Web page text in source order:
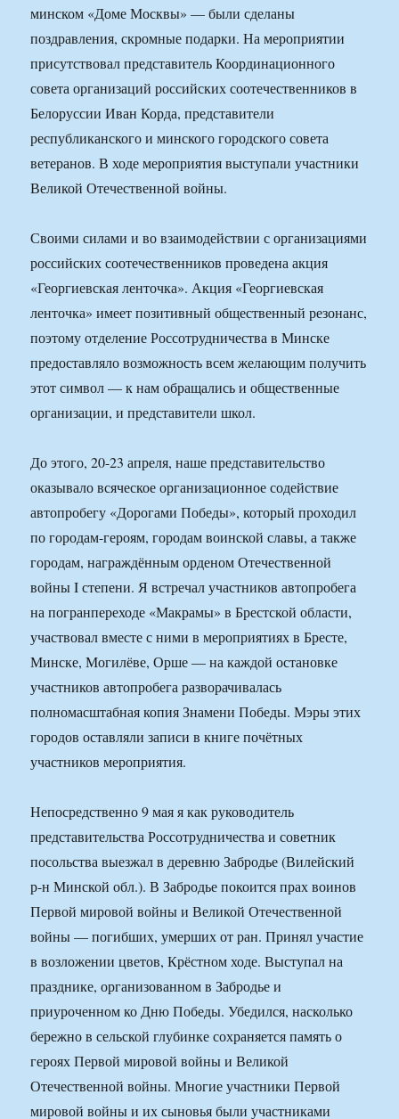
минском «Доме Москвы» — были сделаны
поздравления, скромные подарки. На мероприятии
присутствовал представитель Координационного
совета организаций российских соотечественников в
Белоруссии Иван Корда, представители
республиканского и минского городского совета
ветеранов. В ходе мероприятия выступали участники
Великой Отечественной войны.
Своими силами и во взаимодействии с организациями
российских соотечественников проведена акция
«Георгиевская ленточка». Акция «Георгиевская
ленточка» имеет позитивный общественный резонанс,
поэтому отделение Россотрудничества в Минске
предоставляло возможность всем желающим получить
этот символ — к нам обращались и общественные
организации, и представители школ.
До этого, 20-23 апреля, наше представительство
оказывало всяческое организационное содействие
автопробегу «Дорогами Победы», который проходил
по городам-героям, городам воинской славы, а также
городам, награждённым орденом Отечественной
войны I степени. Я встречал участников автопробега
на погранпереходе «Макрамы» в Брестской области,
участвовал вместе с ними в мероприятиях в Бресте,
Минске, Могилёве, Орше — на каждой остановке
участников автопробега разворачивалась
полномасштабная копия Знамени Победы. Мэры этих
городов оставляли записи в книге почётных
участников мероприятия.
Непосредственно 9 мая я как руководитель
представительства Россотрудничества и советник
посольства выезжал в деревню Забродье (Вилейский
р-н Минской обл.). В Забродье покоится прах воинов
Первой мировой войны и Великой Отечественной
войны — погибших, умерших от ран. Принял участие
в возложении цветов, Крёстном ходе. Выступал на
празднике, организованном в Забродье и
приуроченном ко Дню Победы. Убедился, насколько
бережно в сельской глубинке сохраняется память о
героях Первой мировой войны и Великой
Отечественной войны. Многие участники Первой
мировой войны и их сыновья были участниками